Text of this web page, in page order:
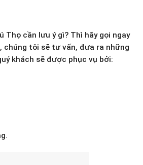
cần lưu ý gì? Thì hãy gọi ngay
chúng tôi sẽ tư vấn, đưa ra những
khách sẽ được phục vụ bởi: